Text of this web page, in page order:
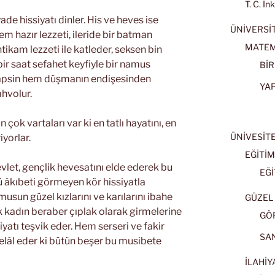
hissiyatı dinler. His ve heves ise
hazır lezzeti, ileride bir batman
lezzeti ile katleder, seksen bin
saat sefahet keyfiyle bir namus
hem düşmanın endişesinden
vartaları var ki en tatlı hayatını, en
gençlik hevesatını elde ederek bu
âkıbeti görmeyen kör hissiyatla
güzel kızlarını ve karılarını ibahe
beraber çıplak olarak girmelerine
teşvik eder. Hem serseri ve fakir
eder ki bütün beşer bu musibete
T. C.